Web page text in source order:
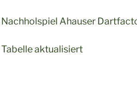
Nachholspiel Ahauser
Tabelle aktualisiert